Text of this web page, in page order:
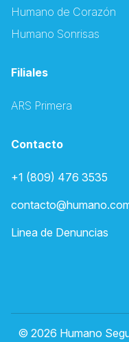
Humano de Corazón
Humano Sonrisas
Filiales
ARS Primera
Contacto
+1 (809) 476 3535
Linea de Denuncias
© 2026 Humano